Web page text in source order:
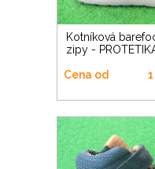
Kotníková barefoot na dva suché
zipy -
Cena od